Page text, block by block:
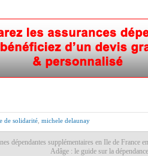
de solidarité michele delaunay
dépendantes supplémentaires en Ile de France
Adâge : le guide sur la